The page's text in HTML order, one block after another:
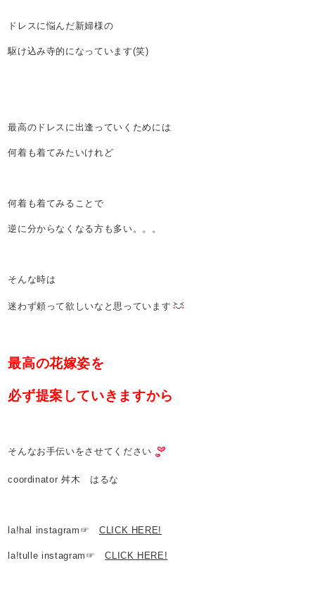
ドレスに悩んだ新婦様の
駆け込み寺的になっています(笑)
最高のドレスに出逢っていくためには
何着も着てみたいけれど
何着も着てみることで
逆に分からなくなる方も多い。。。
そんな時は
迷わず頼って欲しいなと思っています
最高の花嫁姿を
必ず提案していきますから
そんなお手伝いをさせてください
coordinator 舛木 はるな
la!hal instagram☞ CLICK HERE!
la!tulle instagram☞CLICK HERE!